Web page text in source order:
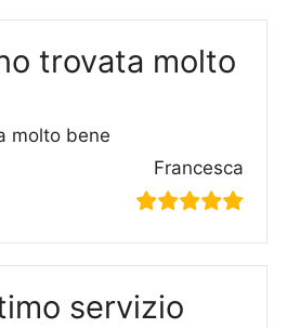
trovata molto
molto bene
Francesca
servizio